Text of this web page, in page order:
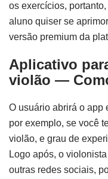
os exercícios,
aluno quiser se
versão premium da
Aplicativo
violão —
O usuário abrirá o app
por exemplo, se você
violão, e grau de
Logo após, o
outras redes sociais,